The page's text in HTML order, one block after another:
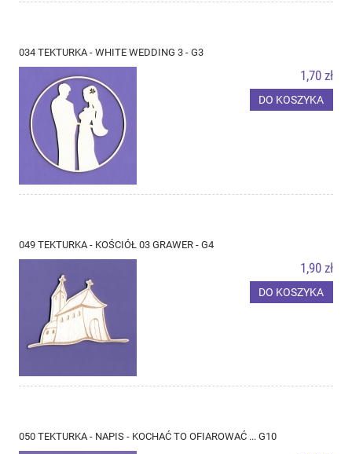
034 TEKTURKA - WHITE WEDDING 3 - G3
1,70 zł
DO KOSZYKA
049 TEKTURKA - KOŚCIÓŁ 03 GRAWER - G4
1,90 zł
DO KOSZYKA
050 TEKTURKA - NAPIS - KOCHAĆ TO OFIAROWAĆ ... G10